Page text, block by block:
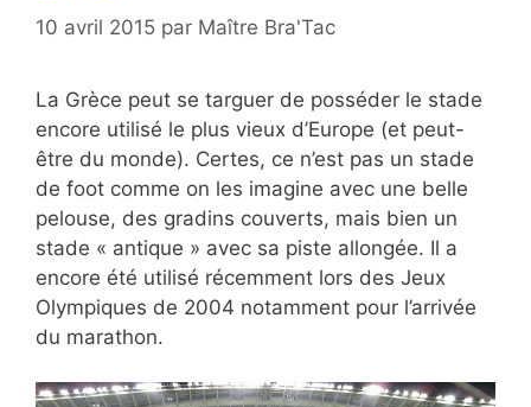
10 avril 2015 par Maître Bra'Tac
La Grèce peut se targuer de posséder le stade
encore utilisé le plus vieux d’Europe (et peut-
être du monde). Certes, ce n’est pas un stade
de foot comme on les imagine avec une belle
pelouse, des gradins couverts, mais bien un
stade « antique » avec sa piste allongée. Il a
encore été utilisé récemment lors des Jeux
Olympiques de 2004 notamment pour l’arrivée
du marathon.